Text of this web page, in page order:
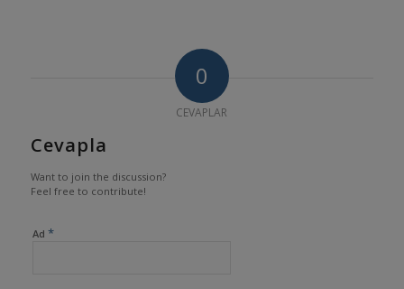
0
CEVAPLAR
Cevapla
Want to join the discussion?
Feel free to contribute!
Ad *